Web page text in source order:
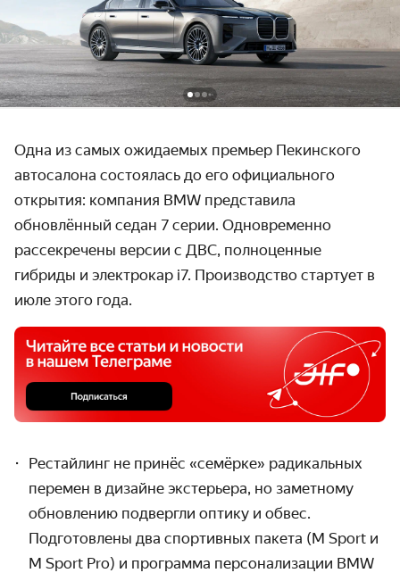
Одна из самых ожидаемых премьер Пекинского
автосалона состоялась до его официального
открытия: компания BMW представила
обновлённый седан 7 серии. Одновременно
рассекречены версии с ДВС, полноценные
гибриды и электрокар i7. Производство стартует в
июле этого года.
Рестайлинг не принёс «семёрке» радикальных
перемен в дизайне экстерьера, но заметному
обновлению подвергли оптику и обвес.
Подготовлены два спортивных пакета (M Sport и
M Sport Pro) и программа персонализации BMW